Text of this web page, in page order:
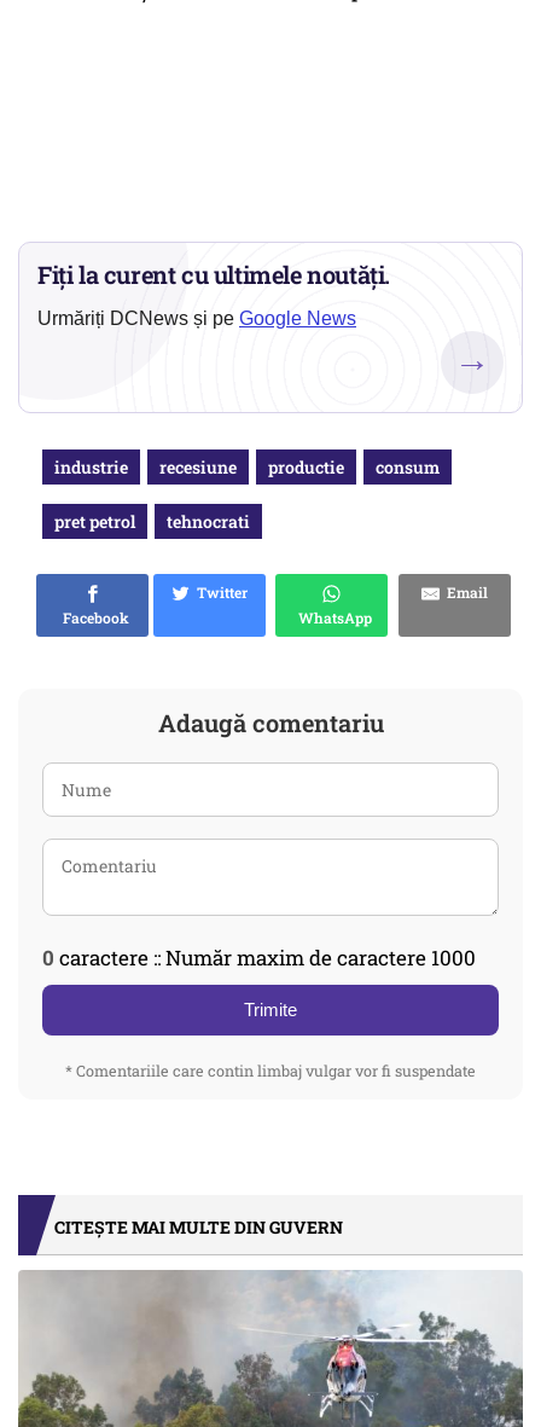
Fiți la curent cu ultimele noutăți.
Urmăriți DCNews și pe Google News
→
industrie recesiune productie consum
pret petrol tehnocrati
Facebook
Twitter
WhatsApp
Email
Adaugă comentariu
0 caractere :: Număr maxim de caractere 1000
Trimite
* Comentariile care contin limbaj vulgar vor fi suspendate
CITEȘTE MAI MULTE DIN GUVERN